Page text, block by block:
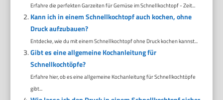
Erfahre die perfekten Garzeiten für Gemüse im Schnellkochtopf - Zeit...
Kann ich in einem Schnellkochtopf auch kochen, ohne
Druck aufzubauen?
Entdecke, wie du mit einem Schnellkochtopf ohne Druck kochen kannst...
Gibt es eine allgemeine Kochanleitung für
Schnellkochtöpfe?
Erfahre hier, ob es eine allgemeine Kochanleitung für Schnellkochtöpfe
gibt...